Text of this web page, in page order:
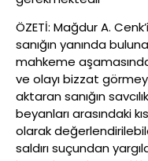
ÖZETİ: Mağdur A.
sanığın yanında
mahkeme
ve olayı bizzat
aktaran sanığın
beyanları arasındaki
olarak
saldırı suçundan